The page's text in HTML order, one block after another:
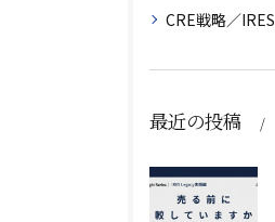
CRE戦略／IRES
最近の投稿